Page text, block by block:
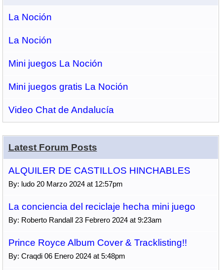
La Noción
La Noción
Mini juegos La Noción
Mini juegos gratis La Noción
Video Chat de Andalucía
Latest Forum Posts
ALQUILER DE CASTILLOS HINCHABLES
By: ludo 20 Marzo 2024 at 12:57pm
La conciencia del reciclaje hecha mini juego
By: Roberto Randall 23 Febrero 2024 at 9:23am
Prince Royce Album Cover & Tracklisting!!
By: Craqdi 06 Enero 2024 at 5:48pm